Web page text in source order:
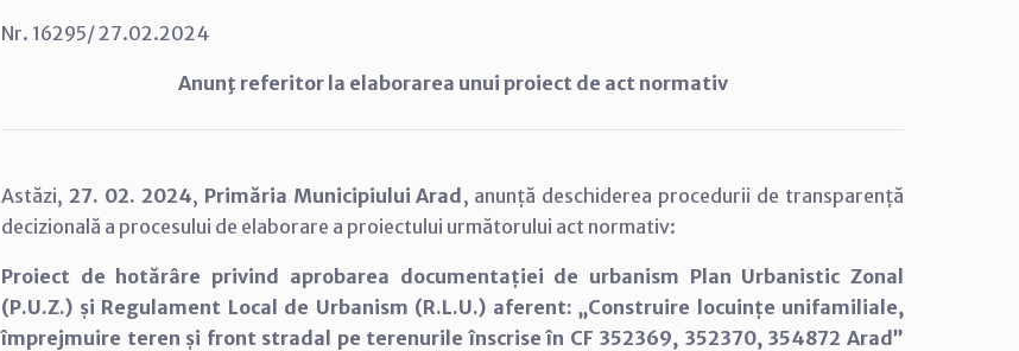
Nr. 16295/ 27.02.2024
Anunţ referitor la elaborarea unui proiect de act normativ
Astăzi, 27. 02. 2024, Primăria Municipiului Arad , anunță deschiderea procedurii de transparență
decizională a procesului de elaborare a proiectului următorului act normativ:
Proiect de hotărâre privind aprobarea documentației de urbanism Plan Urbanistic Zonal
(P.U.Z.) și Regulament Local de Urbanism (R.L.U.) aferent: „Construire locuințe unifamiliale,
împrejmuire teren și front stradal pe terenurile înscrise în CF 352369, 352370, 354872 Arad”